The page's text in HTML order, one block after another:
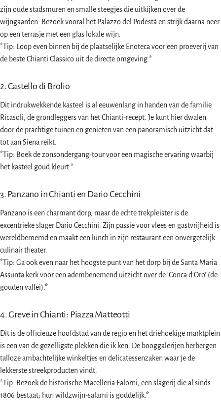
zijn oude stadsmuren en smalle steegjes die uitkijken over de
wijngaarden. Bezoek vooral het Palazzo del Podestà en strijk daarna neer
op een terrasje met een glas lokale wijn.
*Tip: Loop even binnen bij de plaatselijke Enoteca voor een proeverij van
de beste Chianti Classico uit de directe omgeving.*
2. Castello di Brolio
Dit indrukwekkende kasteel is al eeuwenlang in handen van de familie
Ricasoli, de grondleggers van het Chianti-recept. Je kunt hier dwalen
door de prachtige tuinen en genieten van een panoramisch uitzicht dat
tot aan Siena reikt.
*Tip: Boek de zonsondergang-tour voor een magische ervaring waarbij
het kasteel goud kleurt.*
3. Panzano in Chianti en Dario Cecchini
Panzano is een charmant dorp, maar de echte trekpleister is de
excentrieke slager Dario Cecchini. Zijn passie voor vlees en gastvrijheid is
wereldberoemd en maakt een lunch in zijn restaurant een onvergetelijk
culinair theater.
*Tip: Ga ook even naar het hoogste punt van het dorp bij de Santa Maria
Assunta kerk voor een adembenemend uitzicht over de 'Conca d'Oro' (de
gouden vallei).*
4. Greve in Chianti: Piazza Matteotti
Dit is de officieuze hoofdstad van de regio en het driehoekige marktplein
is een van de gezelligste plekken die ik ken. De booggalerijen herbergen
talloze ambachtelijke winkeltjes en delicatessenzaken waar je de
lekkerste streekproducten vindt.
*Tip: Bezoek de historische Macelleria Falorni, een slagerij die al sinds
1806 bestaat; hun wildzwijn-salami is goddelijk.*